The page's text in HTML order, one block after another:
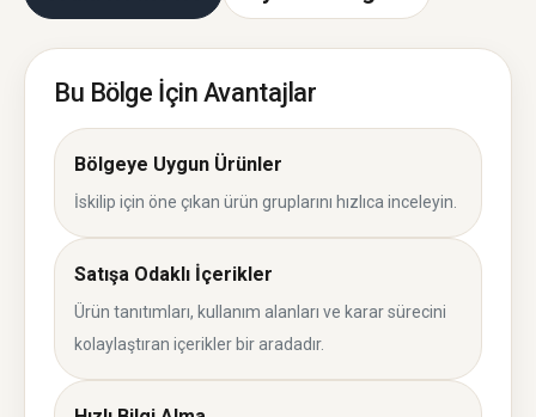
Bu Bölge İçin Avantajlar
Bölgeye Uygun Ürünler
İskilip için öne çıkan ürün gruplarını hızlıca inceleyin.
Satışa Odaklı İçerikler
Ürün tanıtımları, kullanım alanları ve karar sürecini
kolaylaştıran içerikler bir aradadır.